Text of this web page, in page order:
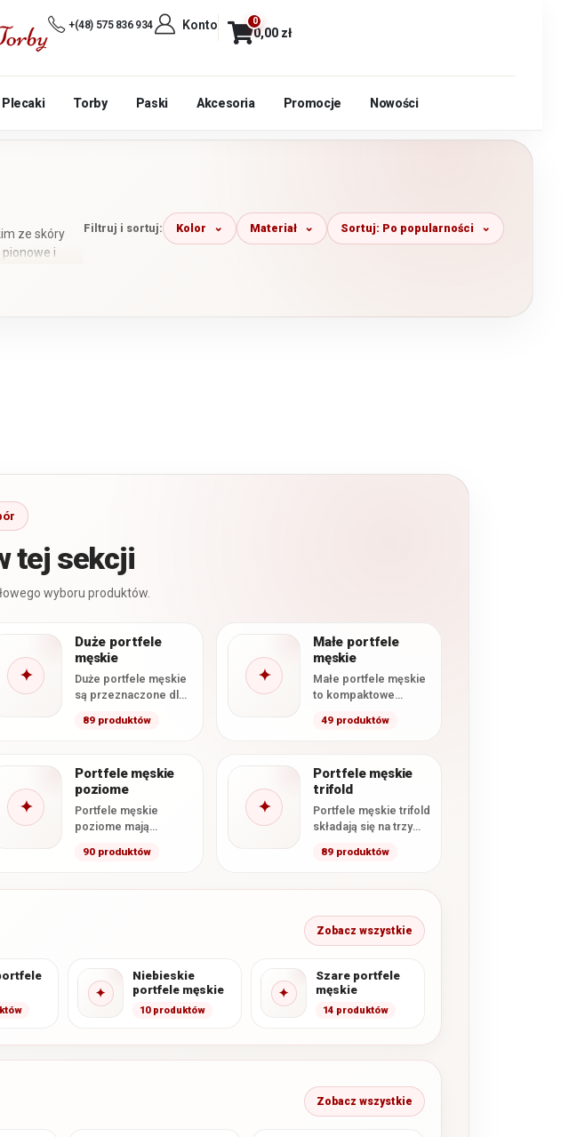
+(48) 575 836 934 Konto 0
0,00 zł
Plecaki Torby Paski Akcesoria Promocje Nowości
ze skóry
i
ochronę
Filtruj i sortuj: Kolor Materiał Sortuj: Po popularności
tej sekcji
wyboru produktów.
✦
Duże portfele
męskie
Duże portfele męskie
są przeznaczone dla
przechowywać karty,
89 produktów
✦
Małe portfele
męskie
Małe portfele męskie
to kompaktowe
przeznaczone dla
najpotrzebniejsze
karty, banknoty…
49 produktów
✦
Portfele męskie
poziome
Portfele męskie
poziome mają
format oraz
kart i dokumentów. Po
90 produktów
✦
Portfele męskie
trifold
Portfele męskie trifold
składają się na trzy
może tworzyć
karty…
89 produktów
Zobacz wszystkie
✦
Niebieskie
portfele męskie
10 produktów
✦
Szare portfele
męskie
14 produktów
Zobacz wszystkie